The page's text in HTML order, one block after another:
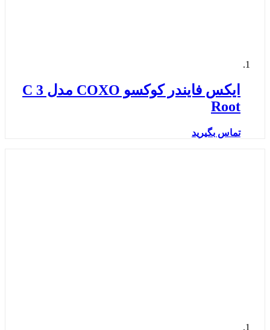
ایکس فایندر کوکسو COXO مدل 3 C
Root
تماس بگیرید